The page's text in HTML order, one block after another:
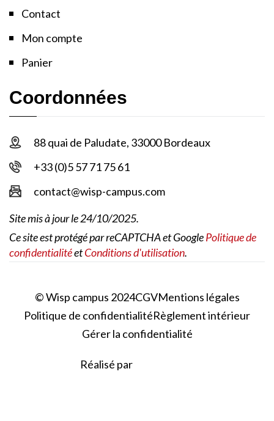
Contact
Mon compte
Panier
Coordonnées
88 quai de Paludate, 33000 Bordeaux
+33 (0)5 57 71 75 61
contact@wisp-campus.com
Site mis à jour le 24/10/2025.
Ce site est protégé par reCAPTCHA et GooglePolitique de
confidentialitéetConditions d'utilisation.
© Wisp campus 2024CGVMentions légales
Politique de confidentialitéRèglement intérieur
Gérer la confidentialité
Réalisé par